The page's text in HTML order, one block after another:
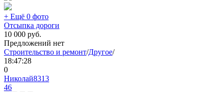
+ Ещё 0 фото
Отсыпка дороги
10 000 руб.
Предложений нет
Строительство и ремонт/Другое/
18:47:28
0
Николай8313
46